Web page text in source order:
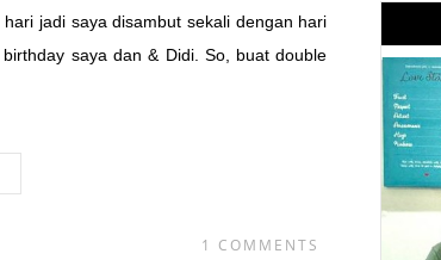
jadi saya disambut sekali dengan hari
saya dan & Didi. So, buat double
1 COMMENTS